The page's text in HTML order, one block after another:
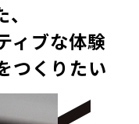
ィブな体験
つくりたい